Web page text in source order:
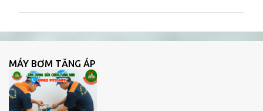
x
é
t
MÁY BƠM TĂNG ÁP